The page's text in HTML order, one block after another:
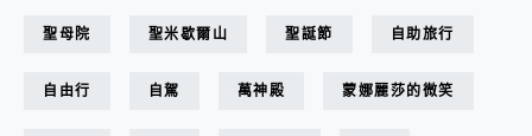
聖母院 聖米歇爾山 聖誕節 自助旅行
自由行 自駕 萬神殿 蒙娜麗莎的微笑